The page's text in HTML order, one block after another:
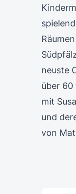
neuste
über
mit
und
von